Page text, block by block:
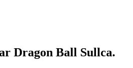
Dragon Ball Sullca.